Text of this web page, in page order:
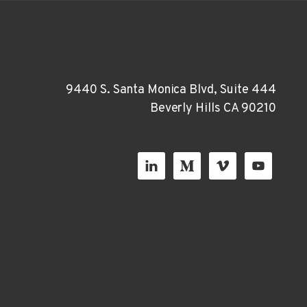
9440 S. Santa Monica Blvd, Suite 444
Beverly Hills CA 90210